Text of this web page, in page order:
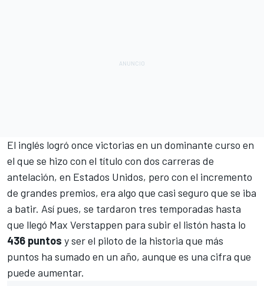
El inglés logró once victorias en un dominante curso en
el que se hizo con el título con dos carreras de
antelación, en Estados Unidos, pero con el incremento
de grandes premios, era algo que casi seguro que se iba
a batir. Así pues, se tardaron tres temporadas hasta
que llegó Max Verstappen para subir el listón hasta lo
436 puntos y ser el piloto de la historia que más
puntos ha sumado en un año, aunque es una cifra que
puede aumentar.